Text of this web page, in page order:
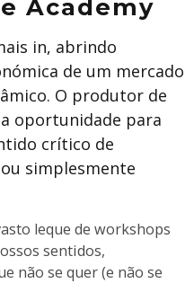
Academy
in, abrindo
de um mercado
O produtor de
oportunidade para
crítico de
simplesmente
leque de workshops
sentidos,
não se quer (e não se